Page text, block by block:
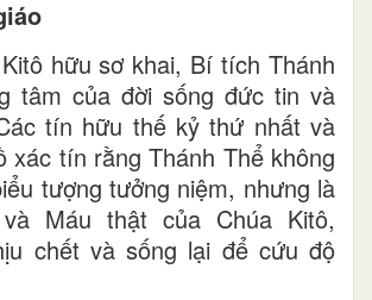
hữu sơ khai, Bí tích Thánh
tâm của đời sống đức tin và
tín hữu thế kỷ thứ nhất và
xác tín rằng Thánh Thể không
tượng tưởng niệm, nhưng là
Máu thật của Chúa Kitô,
chết và sống lại để cứu độ